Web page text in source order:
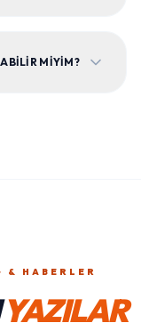
MIYIM?
& HABERLER
YAZILAR